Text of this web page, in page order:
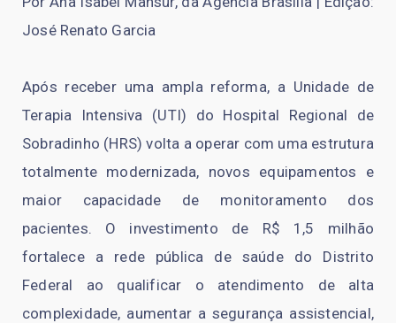
José Renato Garcia
Após receber uma ampla reforma, a Unidade de
Terapia Intensiva (UTI) do Hospital Regional de
Sobradinho (HRS) volta a operar com uma estrutura
totalmente modernizada, novos equipamentos e
maior capacidade de monitoramento dos
pacientes. O investimento de R$ 1,5 milhão
fortalece a rede pública de saúde do Distrito
Federal ao qualificar o atendimento de alta
complexidade, aumentar a segurança assistencial,